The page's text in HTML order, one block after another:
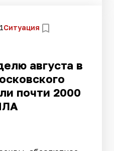
Ситуация
августа в
почти 2000